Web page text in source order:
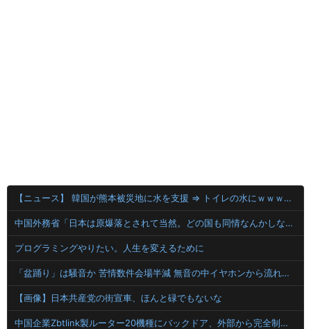
【ニュース】 韓国が熊本被災地に水を支援 ⇒ トイレの水にｗｗｗｗｗｗｗ
中国外務省「日本は原爆落とされて当然。どの国も同情なんかしない」
プログラミングやりたい。人生を変えるために
「盆踊り」は騒音か 苦情数件会場半減 無音の中イヤホンから流れる曲に合わせ踊るサイレント盆ダンスも
【画像】日本共産党の街宣車、ほんと碌でもないな
中国企業Zbtlink製ルーター20機種にバックドア、外部から完全制御のおそれ！